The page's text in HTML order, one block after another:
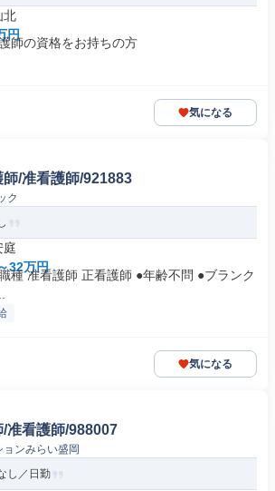
北
円
師の資格をお持ちの方
気になる
/准看護師/921883
ク
庭
32万円
種 准看護師 正看護師 ●年齢不問 ●ブランク
気になる
准看護師/988007
ンみらい盛岡
し／日勤